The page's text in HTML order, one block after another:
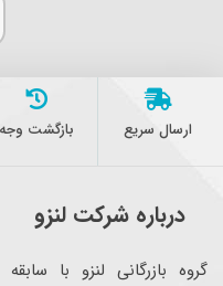
ارسال سریع بازگشت وجه
درباره شرکت لنزو
گروه بازرگانی لنزو با